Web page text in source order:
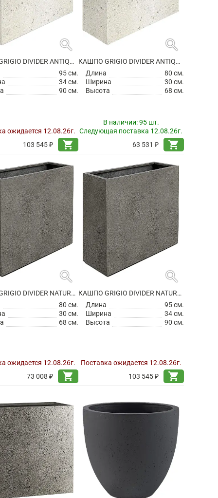
search
КАШПО GRIGIO DIVIDER ANTIQUE WHITE НА КОЛЕСИКАХ
95 см.
34 см.
90 см.
ожидается 12.08.26г.
103 545 ₽
shopping_cart
search
КАШПО GRIGIO DIVIDER ANTIQUE WHITE
Длина
80 см.
Ширина
30 см.
Высота
68 см.
В наличии:95 шт.
Следующая поставка 12.08.26г.
63 531 ₽
shopping_cart
search
КАШПО GRIGIO DIVIDER NATURAL CONCRETE НА КОЛЕСИКАХ
80 см.
30 см.
68 см.
ожидается 12.08.26г.
73 008 ₽
shopping_cart
search
КАШПО GRIGIO DIVIDER NATURAL CONCRETE НА КОЛЕСИКАХ
Длина
95 см.
Ширина
34 см.
Высота
90 см.
Поставка ожидается 12.08.26г.
103 545 ₽
shopping_cart